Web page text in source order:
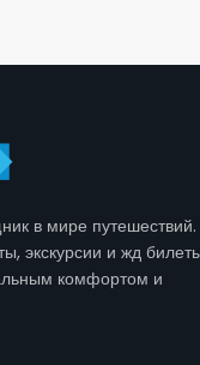
в мире путешествий.
экскурсии и жд
комфортом и